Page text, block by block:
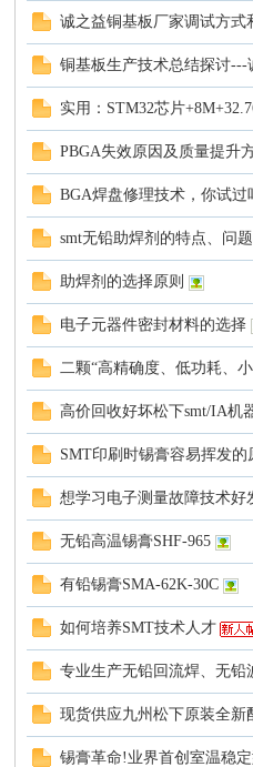
诚之益铜基板厂家调试方式
铜基板生产技术总结探讨---
实用：STM32芯片
PBGA失效原因及质量提升
BGA焊盘修理技术，你试过
smt无铅助焊剂的特点、问
助焊剂的选择原则
电子元器件密封材料的选择
二颗“高精确度、低功耗、
高价回收好坏松下smt/IA机
SMT印刷时锡膏容易挥发
想学习电子测量故障技术好
无铅高温锡膏SHF-965
有铅锡膏SMA-62K-30C
如何培养SMT技术人才
专业生产无铅回流焊、无
现货供应九州松下原装全新
锡膏革命!业界首创室温稳